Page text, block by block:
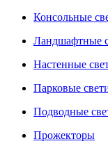
Консольные
Ландшафтные
Настенные
Парковые
Подводные
Прожекторы